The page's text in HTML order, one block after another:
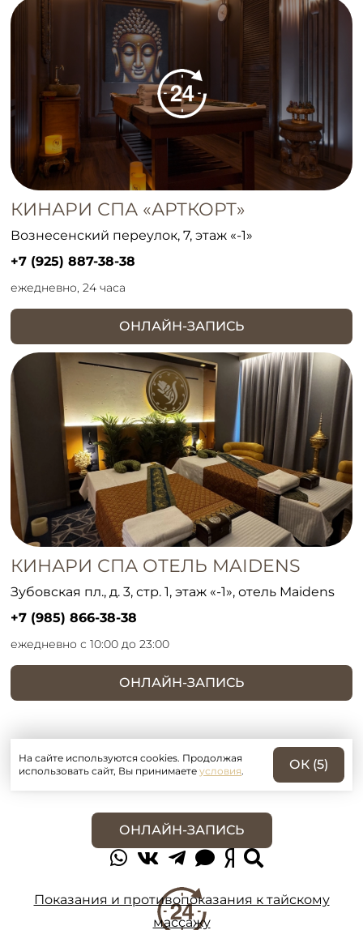
КИНАРИ СПА «АРТКОРТ»
Вознесенский переулок, 7, этаж «-1»
+7 (925) 887-38-38
ежедневно, 24 часа
ОНЛАЙН-ЗАПИСЬ
КИНАРИ СПА ОТЕЛЬ MAIDENS
Зубовская пл., д. 3, стр. 1, этаж «-1», отель Maidens
+7 (985) 866-38-38
ежедневно с 10:00 до 23:00
ОНЛАЙН-ЗАПИСЬ
ОНЛАЙН-ЗАПИСЬ
Показания и противопоказания к тайскому
массажу
На сайте используются cookies. Продолжая
использовать сайт, Вы принимаетеусловия. ОК (5)